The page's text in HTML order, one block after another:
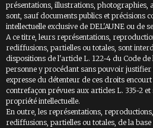
présentations, illustrations, photographies,
sont, sauf documents publics et précisions
intellectuelle exclusive de DEL'AUNE ou de
A ce titre, leurs représentations,
rediffusions, partielles ou totales, sont
dispositions de l'article L. 122-4 du Code
personne y procédant sans pouvoir
expresse du détenteur de ces droits
contrefaçon prévues aux articles L. 335-2
propriété intellectuelle.
En outre, les représentations,
rediffusions, partielles ou totales, de la